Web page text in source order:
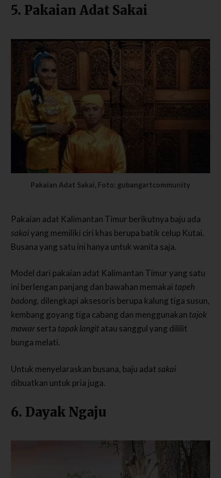
5. Pakaian Adat Sakai
Pakaian Adat Sakai, Foto: gubangartcommunity
Pakaian adat Kalimantan Timur berikutnya baju ada
sakaiyang memiliki ciri khas berupa batik celup Kutai.
Busana yang satu ini hanya untuk wanita saja.
Model dari pakaian adat Kalimantan Timur yang satu
ini berlengan panjang dan bawahan memakai tapeh
badong, dilengkapi aksesoris berupa kalung tiga susun,
kembang goyang tiga cabang dan menggunakan tajok
mawarserta tapak langitatau sanggul yang dililit
bunga melati.
Untuk menyelaraskan busana, baju adatsakai
dibuatkan untuk pria juga.
6. Dayak Ngaju